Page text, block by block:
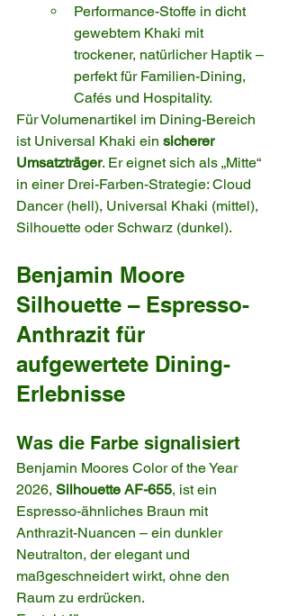
Performance-Stoffe in dicht
gewebtem Khaki mit
trockener, natürlicher Haptik –
perfekt für Familien-Dining,
Cafés und Hospitality.
Für Volumenartikel im Dining-Bereich
ist Universal Khaki ein sicherer
Umsatzträger. Er eignet sich als „Mitte“
in einer Drei-Farben-Strategie: Cloud
Dancer (hell), Universal Khaki (mittel),
Silhouette oder Schwarz (dunkel).
Benjamin Moore
Silhouette – Espresso-
Anthrazit für
aufgewertete Dining-
Erlebnisse
Was die Farbe signalisiert
Benjamin Moores Color of the Year
2026, Silhouette AF-655, ist ein
Espresso-ähnliches Braun mit
Anthrazit-Nuancen – ein dunkler
Neutralton, der elegant und
maßgeschneidert wirkt, ohne den
Raum zu erdrücken.